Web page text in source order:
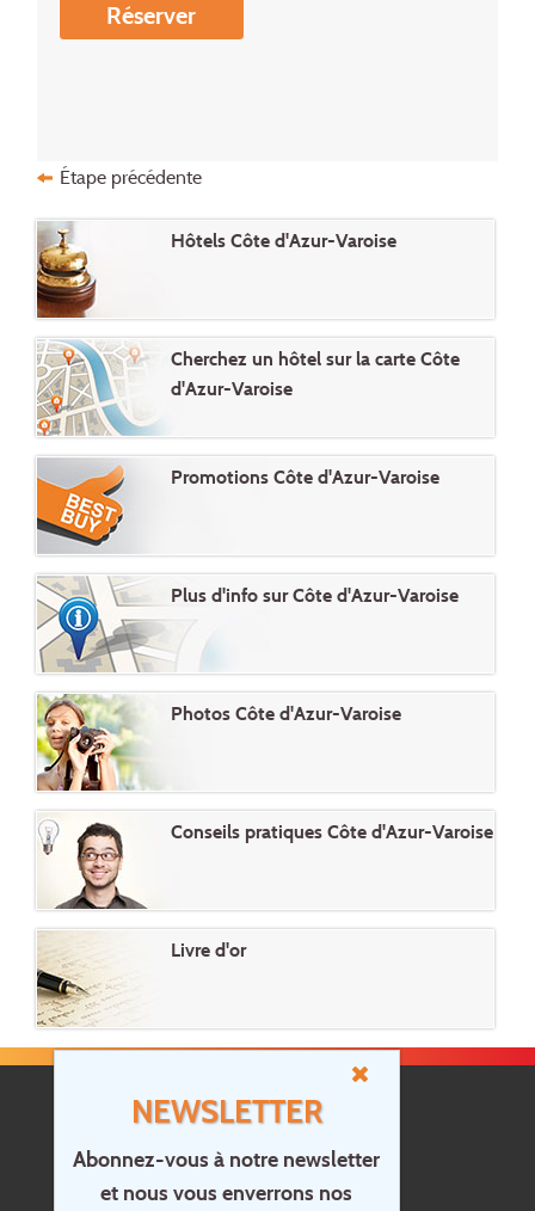
NEWSLETTER
Abonnez-vous à notre newsletter
et nous vous enverrons nos
Réserver
Étape précédente
Hôtels Côte d'Azur-Varoise
Cherchez un hôtel sur la carte Côte
d'Azur-Varoise
Promotions Côte d'Azur-Varoise
Plus d'info sur Côte d'Azur-Varoise
Photos Côte d'Azur-Varoise
Conseils pratiques Côte d'Azur-Varoise
Livre d'or
Accueil